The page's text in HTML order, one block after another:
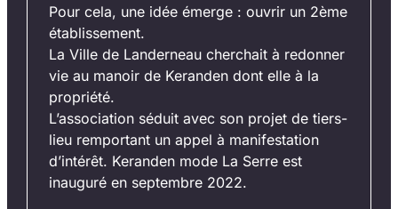
Pour cela, une idée émerge : ouvrir un 2ème
établissement.
La Ville de Landerneau cherchait à redonner
vie au manoir de Keranden dont elle à la
propriété.
L’association séduit avec son projet de tiers-
lieu remportant un appel à manifestation
d’intérêt. Keranden mode La Serre est
inauguré en septembre 2022.